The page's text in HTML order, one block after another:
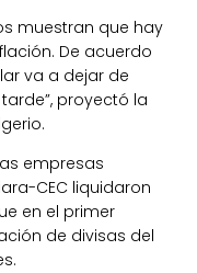
muestran que hay
De acuerdo
va a dejar de
proyectó la
empresas
CEC liquidaron
en el primer
de divisas del